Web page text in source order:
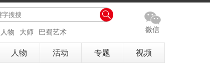
人物 大师 巴蜀艺术 微信
人物 活动 专题 视频